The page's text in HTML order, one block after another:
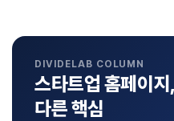
DIVIDELAB COLUMN
스타트업 홈페이지,
다른 핵심